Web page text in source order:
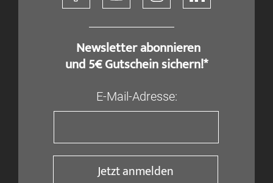
​ Newsletter abonnieren
und 5€ Gutschein sichern!*
E-Mail-Adresse:
Jetzt anmelden